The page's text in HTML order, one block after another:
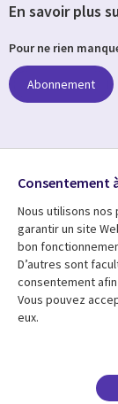
Ressources
Articles
Études de cas
En savoir plus
Pour ne rien
Abonnement
Suivez-nous
Social
Media
Global
FR
Consentement
Nous utilisons
garantir un site
bon
D’autres sont
consentement
Vous pouvez
eux.